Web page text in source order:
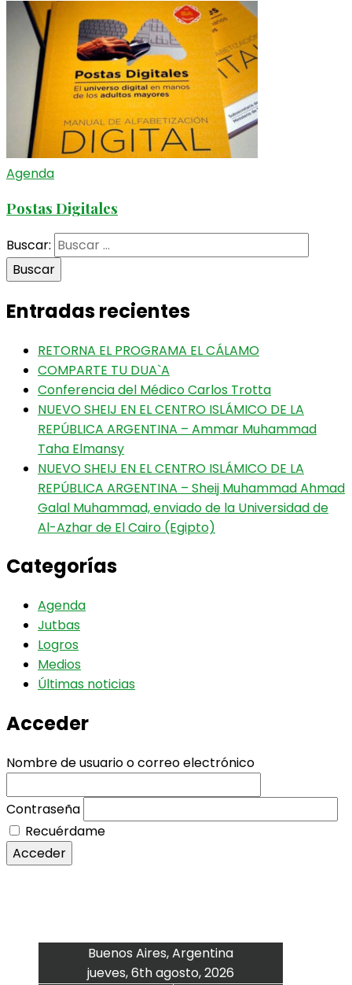
Agenda
Postas Digitales
Buscar:
Entradas recientes
RETORNA EL PROGRAMA EL CÁLAMO
COMPARTE TU DUA`A
Conferencia del Médico Carlos Trotta
NUEVO SHEIJ EN EL CENTRO ISLÁMICO DE LA
REPÚBLICA ARGENTINA – Ammar Muhammad
Taha Elmansy
NUEVO SHEIJ EN EL CENTRO ISLÁMICO DE LA
REPÚBLICA ARGENTINA – Sheij Muhammad Ahmad
Galal Muhammad, enviado de la Universidad de
Al-Azhar de El Cairo (Egipto)
Categorías
Agenda
Jutbas
Logros
Medios
Últimas noticias
Acceder
Nombre de usuario o correo electrónico
Contraseña
Recuérdame
Acceder
Buenos Aires, Argentina
jueves, 6th agosto, 2026